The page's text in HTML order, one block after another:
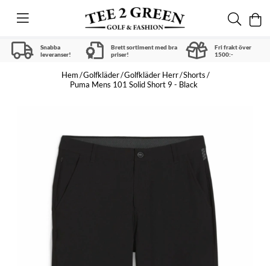
Snabba
leveranser!
Brett sortiment med bra
priser!
Fri frakt över
1500:-
Hem Golfkläder Golfkläder Herr Shorts
Puma Mens 101 Solid Short 9 - Black